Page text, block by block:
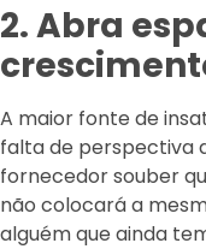
2. Abra
A maior fonte de
falta de perspectiva
fornecedor souber
não colocará a
alguém que ainda